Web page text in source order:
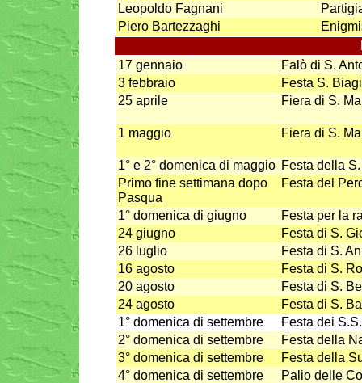
Leopoldo Fagnani
Piero Bartezzaghi
17 gennaio
Falò di S.
3 febbraio
Festa S.
25 aprile
Fiera di S.
1 maggio Fiera di S.
1° e 2° domenica di maggio Festa della
Primo fine settimana dopo
Pasqua
Festa del
1° domenica di giugno
Festa per la
24 giugno
Festa di S.
26 luglio
Festa di S.
16 agosto
Festa di S.
20 agosto
Festa di S.
24 agosto
Festa di S.
1° domenica di settembre
Festa dei
2° domenica di settembre
Festa della
3° domenica di settembre
Festa della
4° domenica di settembre
Palio delle